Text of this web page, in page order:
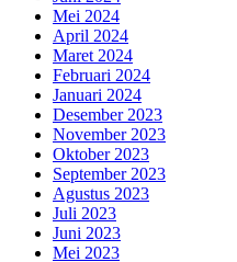
Mei 2024
April 2024
Maret 2024
Februari 2024
Januari 2024
Desember 2023
November 2023
Oktober 2023
September 2023
Agustus 2023
Juli 2023
Juni 2023
Mei 2023